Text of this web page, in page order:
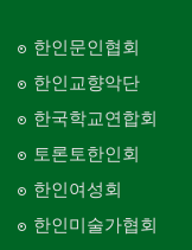
한인문인협회
한인교향악단
한국학교연합회
토론토한인회
한인여성회
한인미술가협회